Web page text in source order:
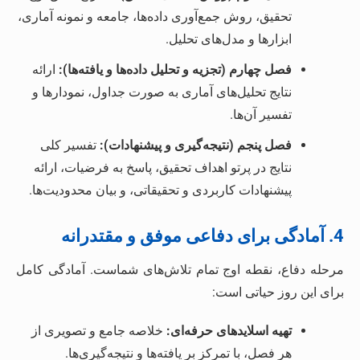
تحقیق، روش جمع‌آوری داده‌ها، جامعه و نمونه آماری،
ابزارها و مدل‌های تحلیل.
فصل چهارم (تجزیه و تحلیل داده‌ها و یافته‌ها): ارائه
نتایج تحلیل‌های آماری به صورت جداول، نمودارها و
تفسیر آن‌ها.
فصل پنجم (نتیجه‌گیری و پیشنهادات): تفسیر کلی
نتایج در پرتو اهداف تحقیق، پاسخ به فرضیات، ارائه
پیشنهادات کاربردی و تحقیقاتی، و بیان محدودیت‌ها.
4. آمادگی برای دفاعی موفق و مقتدرانه
مرحله دفاع، نقطه اوج تمام تلاش‌های شماست. آمادگی کامل
برای این روز حیاتی است:
تهیه اسلاید‌های حرفه‌ای: خلاصه جامع و تصویری از
هر فصل، با تمرکز بر یافته‌ها و نتیجه‌گیری‌ها.